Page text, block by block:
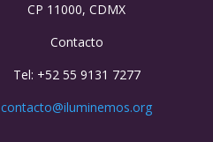
CP 11000, CDMX
Contacto
Tel: +52 55 9131 7277
contacto@iluminemos.org